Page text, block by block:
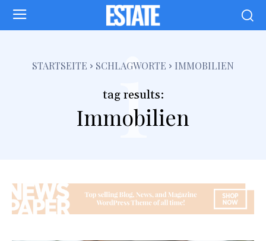
STARTSEITE SCHLAGWORTE IMMOBILIEN
tag results:
Immobilien
i